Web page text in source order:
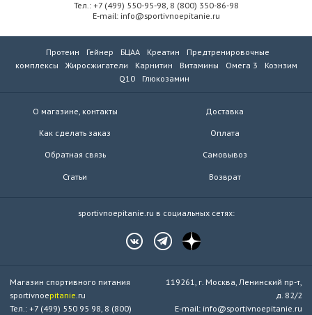
Тел.: +7 (499) 550-95-98, 8 (800) 350-86-98
E-mail: info@sportivnoepitanie.ru
Протеин Гейнер БЦАА Креатин
Предтренировочные
комплексы
Жиросжигатели Карнитин Витамины Омега 3
Коэнзим
Q10
Глюкозамин
О магазине, контакты
Как сделать заказ
Обратная связь
Статьи
Доставка
Оплата
Самовывоз
Возврат
sportivnoepitanie.ru в социальных сетях:
Магазин спортивного питания
sportivnoepitanie .ru
Тел.: +7 (499) 550 95 98, 8 (800)
119261, г. Москва, Ленинский пр-т,
д. 82/2
E-mail: info@sportivnoepitanie.ru